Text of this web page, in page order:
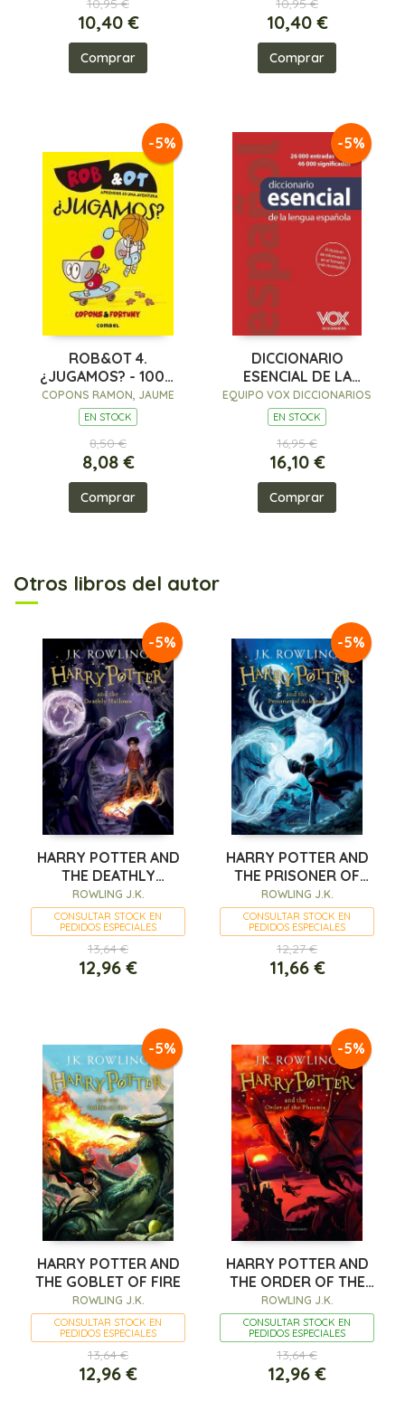
10,95 €
10,40 €
Comprar
10,95 €
10,40 €
Comprar
-5%
ROB&OT 4.
¿JUGAMOS? - 100%
PEFC
COPONS RAMON, JAUME
EN STOCK
8,50 €
8,08 €
Comprar
-5%
DICCIONARIO
ESENCIAL DE LA
LENGUA ESPAÑOLA
EQUIPO VOX DICCIONARIOS
EN STOCK
16,95 €
16,10 €
Comprar
Otros libros del autor
-5%
HARRY POTTER AND
THE DEATHLY
HALLOWS
ROWLING J.K.
CONSULTAR STOCK EN
PEDIDOS ESPECIALES
13,64 €
12,96 €
-5%
HARRY POTTER AND
THE PRISONER OF
AZKABAN
ROWLING J.K.
CONSULTAR STOCK EN
PEDIDOS ESPECIALES
12,27 €
11,66 €
-5%
HARRY POTTER AND
THE GOBLET OF FIRE
ROWLING J.K.
CONSULTAR STOCK EN
PEDIDOS ESPECIALES
13,64 €
12,96 €
-5%
HARRY POTTER AND
THE ORDER OF THE
PHOENIX
ROWLING J.K.
CONSULTAR STOCK EN
PEDIDOS ESPECIALES
13,64 €
12,96 €